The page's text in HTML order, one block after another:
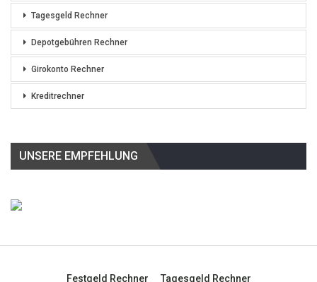
Tagesgeld Rechner
Depotgebühren Rechner
Girokonto Rechner
Kreditrechner
UNSERE EMPFEHLUNG
Festgeld Rechner Tagesgeld Rechner